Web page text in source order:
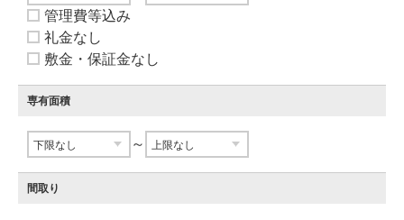
管理費等込み
礼金なし
敷金・保証金なし
専有面積
～
間取り